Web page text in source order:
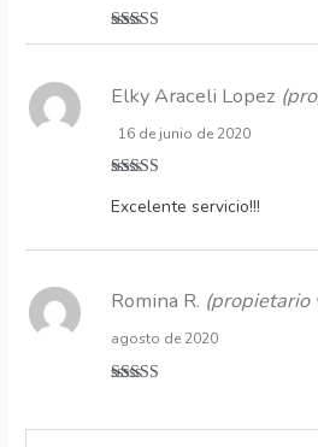
Valorado
con5de 5
Elky Araceli Lopez
16 de junio de 2020
Excelente servicio!!!
Romina R. (propietario
agosto de 2020